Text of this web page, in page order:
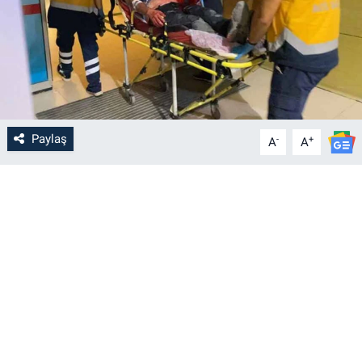
Paylaş A- A+